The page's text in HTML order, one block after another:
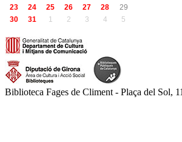
23
24 25 26 27 28
29
30
31 1 2 3 4 5
Biblioteca Fages de Climent - Plaça del Sol,